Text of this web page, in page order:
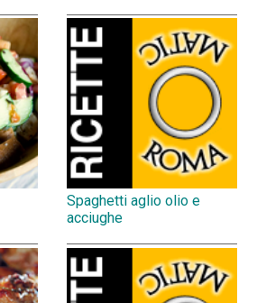
Spaghetti aglio olio e
acciughe